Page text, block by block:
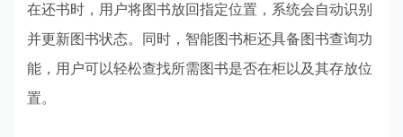
在还书时，用户将图书放回指定位置，系统会自动识别
并更新图书状态。同时，智能图书柜还具备图书查询功
能，用户可以轻松查找所需图书是否在柜以及其存放位
置。